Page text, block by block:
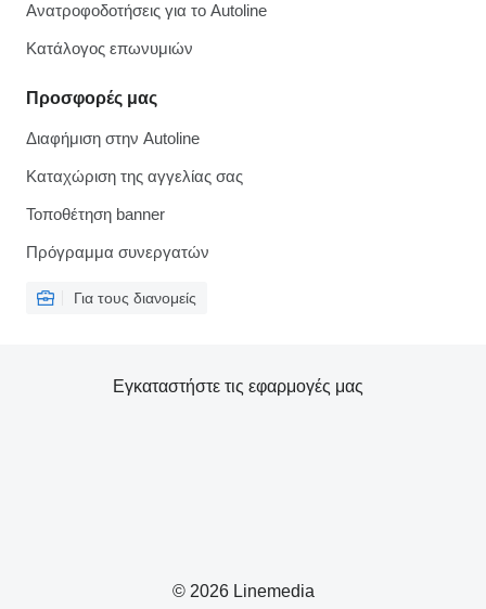
Ανατροφοδοτήσεις για το Autoline
Κατάλογος επωνυμιών
Προσφορές μας
Διαφήμιση στην Autoline
Καταχώριση της αγγελίας σας
Τοποθέτηση banner
Πρόγραμμα συνεργατών
Για τους διανομείς
© 2026 Linemedia
Εγκαταστήστε τις εφαρμογές μας